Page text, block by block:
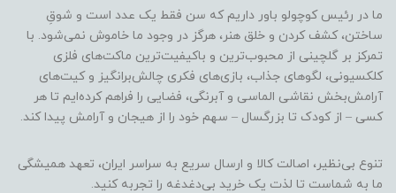
ما در رئیس کوچولو باور داریم که سن فقط یک عدد است و شوقِ
ساختن، کشف کردن و خلق هنر، هرگز در وجود ما خاموش نمی‌شود. با
تمرکز بر گلچینی از محبوب‌ترین و باکیفیت‌ترین ماکت‌های فلزی
کلکسیونی، لگوهای جذاب، بازی‌های فکری چالش‌برانگیز و کیت‌های
آرامش‌بخش نقاشی الماسی و آبرنگی، فضایی را فراهم کرده‌ایم تا هر
کسی – از کودک تا بزرگسال – سهم خود را از هیجان و آرامش پیدا کند.
تنوع بی‌نظیر، اصالت کالا و ارسال سریع به سراسر ایران، تعهد همیشگی
ما به شماست تا لذت یک خرید بی‌دغدغه را تجربه کنید.